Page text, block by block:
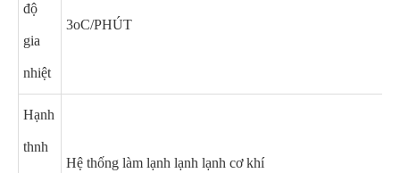
độ
gia
nhiệt
3oC/PHÚT
Hạnh
thnh
Hệ thống làm lạnh lạnh lạnh cơ khí